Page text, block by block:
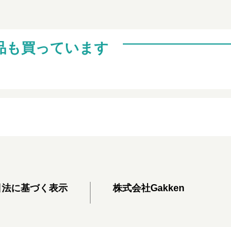
も買っています
に基づく表示 株式会社Gakken